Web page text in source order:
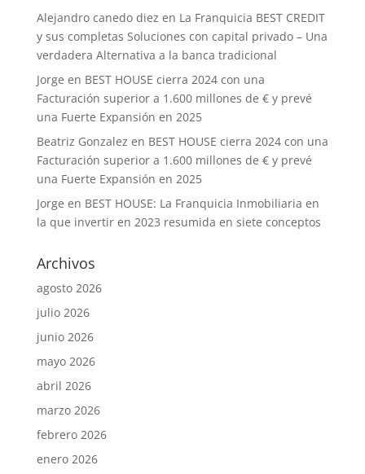
Alejandro canedo diez en La Franquicia BEST CREDIT
y sus completas Soluciones con capital privado – Una
verdadera Alternativa a la banca tradicional
Jorge en BEST HOUSE cierra 2024 con una
Facturación superior a 1.600 millones de € y prevé
una Fuerte Expansión en 2025
Beatriz Gonzalez en BEST HOUSE cierra 2024 con una
Facturación superior a 1.600 millones de € y prevé
una Fuerte Expansión en 2025
Jorge en BEST HOUSE: La Franquicia Inmobiliaria en
la que invertir en 2023 resumida en siete conceptos
Archivos
agosto 2026
julio 2026
junio 2026
mayo 2026
abril 2026
marzo 2026
febrero 2026
enero 2026